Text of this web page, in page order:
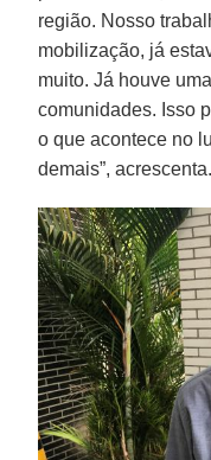
região. Nosso
mobilização, já
muito. Já houve
comunidades. Isso
o que acontece no
demais”, acrescenta.